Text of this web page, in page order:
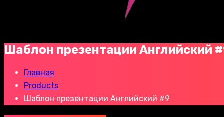
Шаблон презентации Английский
Главная
Products
Шаблон презентации Английский #9